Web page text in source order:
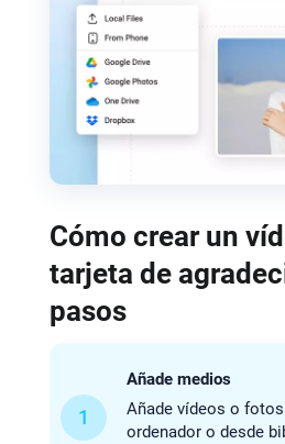
Cómo crear un
tarjeta de
pasos
1
Añade medios
Añade vídeos o
ordenador o desde